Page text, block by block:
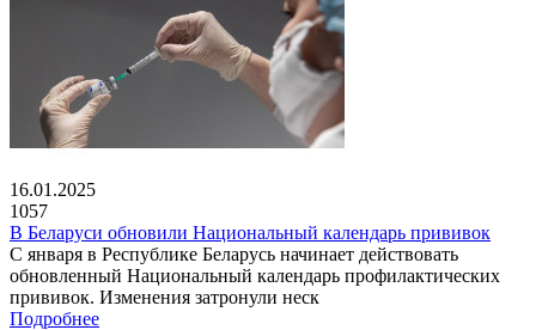
16.01.2025
1057
В Беларуси обновили Национальный календарь прививок
С января в Республике Беларусь начинает действовать
обновленный Национальный календарь профилактических
прививок. Изменения затронули неск
Подробнее